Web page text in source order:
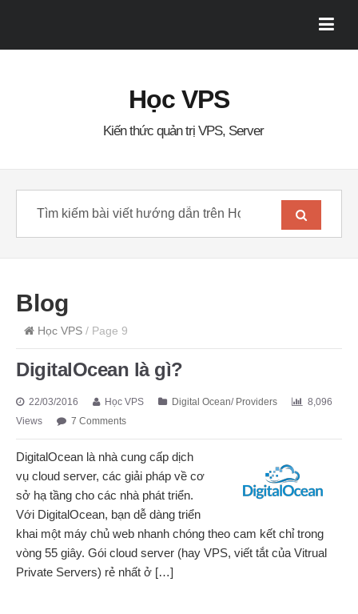
Học VPS
Kiến thức quản trị VPS, Server
Blog
Học VPS / Page 9
DigitalOcean là gì?
22/03/2016 Học VPS Digital Ocean/ Providers
8,096
Views
7 Comments
DigitalOcean là nhà cung cấp dịch
vụ cloud server, các giải pháp về cơ
sở hạ tầng cho các nhà phát triển.
Với DigitalOcean, bạn dễ dàng triển
khai một máy chủ web nhanh chóng theo cam kết chỉ trong
vòng 55 giây. Gói cloud server (hay VPS, viết tắt của Vitrual
Private Servers) rẻ nhất ở […]